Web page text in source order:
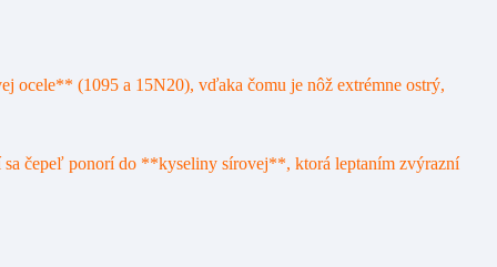
ocele** (1095 a 15N20), vďaka čomu je nôž extrémne ostrý,
čepeľ ponorí do **kyseliny sírovej**, ktorá leptaním zvýrazní